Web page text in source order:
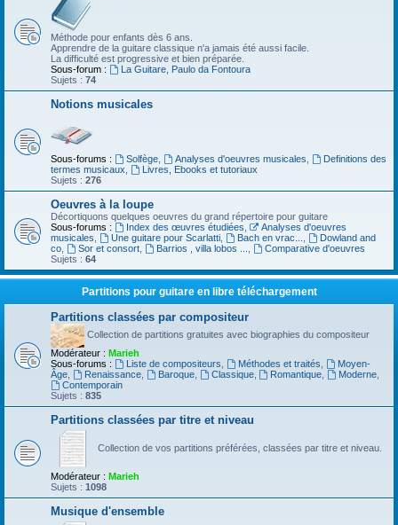
Méthode pour enfants dès 6 ans.
Apprendre de la guitare classique n'a jamais été aussi facile.
La difficulté est progressive et bien préparée.
Sous-forum :
La Guitare, Paulo da Fontoura
Sujets : 74
Notions musicales
Sous-forums : Solfège, Analyses d'oeuvres musicales
Definitions des
termes musicaux
Livres, Ebooks et tutoriaux
Sujets : 276
Oeuvres à la loupe
Décortiquons quelques oeuvres du grand répertoire pour guitare
Sous-forums :
Index des œuvres étudiées
Analyses d'oeuvres
musicales
Une guitare pour Scarlatti, Bach en vrac...
Dowland and
co
Sor et consort, Barrios , villa lobos ...
Comparative d'oeuvres
Sujets : 64
Partitions pour guitare en libre téléchargement
Partitions classées par compositeur
Collection de partitions gratuites avec biographies du compositeur
Modérateur : Marieh
Sous-forums :
Liste de compositeurs Méthodes et traités
Moyen-
Âge
Renaissance, Baroque, Classique, Romantique Moderne
Contemporain
Sujets : 835
Partitions classées par titre et niveau
Collection de vos partitions préférées, classées par titre et niveau.
Modérateur : Marieh
Sujets : 1098
Musique d'ensemble